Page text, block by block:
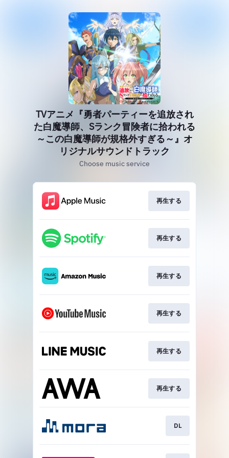
TVアニメ『勇者パーティーを追放され
た白魔導師、Sランク冒険者に拾われる
～この白魔導師が規格外すぎる～』オ
リジナルサウンドトラック
Choose music service
再生する
再生する
再生する
再生する
再生する
再生する
DL